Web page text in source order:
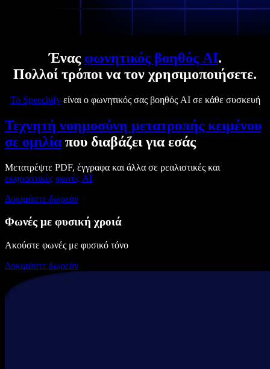
Ένας φωνητικός βοηθός AI.
Πολλοί τρόποι να τον χρησιμοποιήσετε.
Το Speechifyείναι ο φωνητικός σας βοηθός AI σε κάθε συσκευή
Τεχνητή νοημοσύνη μετατροπής κειμένου
σε ομιλία που διαβάζει για εσάς
Μετατρέψτε PDF, έγγραφα και άλλα σε ρεαλιστικές και
εκφραστικές φωνές AI
Δοκιμάστε δωρεάν
Φωνές με φυσική χροιά
Ακούστε φωνές με φυσικό τόνο
Δοκιμάστε δωρεάν